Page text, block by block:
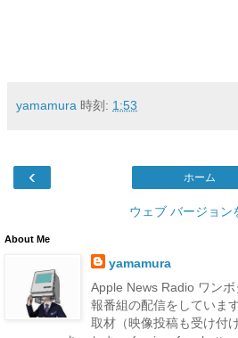
yamamura 時刻: 1:53
‹ ホーム
ウェブ バージョン
About Me
yamamura
Apple News Radio ワン
報番組の配信をしてい
取材（映像投稿も受け付